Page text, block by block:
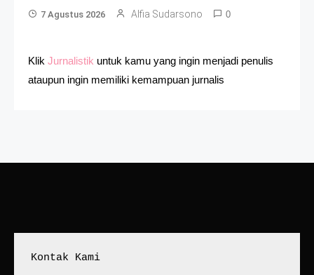
7 Agustus 2026 Alfia Sudarsono 0
Klik Jurnalistik untuk kamu yang ingin menjadi penulis
ataupun ingin memiliki kemampuan jurnalis
Kontak Kami